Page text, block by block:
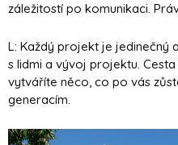
záležitostí po komunikaci.
L: Každý projekt je jedinečný
s lidmi a vývoj projektu.
vytváříte něco, co po vás
generacím.